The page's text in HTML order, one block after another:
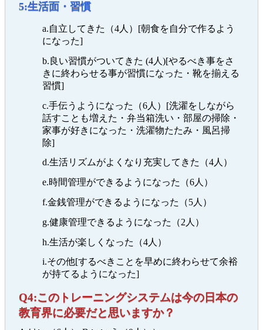
5:生活面・習慣
a.自立してきた（4人）[朝食を自分で作るよう
になった]
b.良い習慣がついてきた (4人)[やるべき事をさ
きに終わらせる事が習慣になった・靴を揃える
習慣]
c.手伝うようになった（6人）[洗濯をしながら
話すことも増えた・弁当箱洗い・部屋の掃除・
家事が好きになった・洗濯物たたみ・風呂掃
除]
d.生活リズムがよくなり充実してきた（4人）
e.時間管理ができるようになった（6人）
f.金銭管理ができるようになった（5人）
g.健康管理できるようになった（2人）
h.生活が楽しくなった（4人）
i.その他[するべきことを早めに終わらせて余裕
が持てるようになった]
Q4:このトレーニングシステムは今の日本の
教育界に必要だと思いますか？